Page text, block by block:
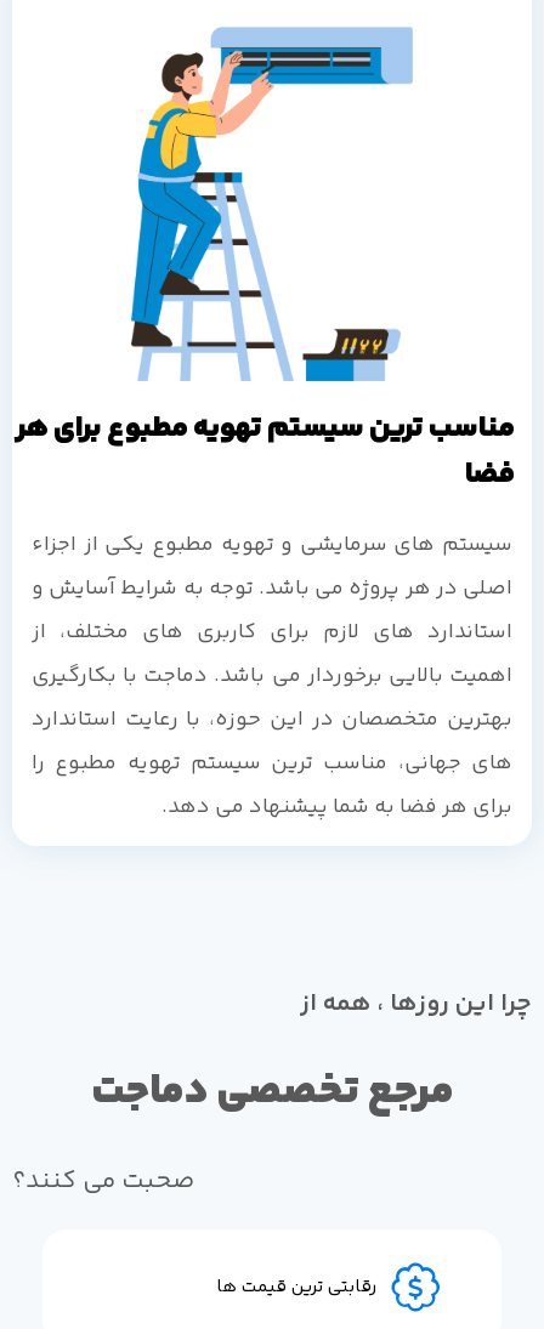
مناسب ترین سیستم تهویه مطبوع برای هر
فضا
سیستم های سرمایشی و تهویه مطبوع یکی از اجزاء
اصلی در هر پروژه می باشد. توجه به شرایط آسایش و
استاندارد های لازم برای کاربری های مختلف، از
اهمیت بالایی برخوردار می باشد. دماجت با بکارگیری
بهترین متخصصان در این حوزه، با رعایت استاندارد
های جهانی، مناسب ترین سیستم تهویه مطبوع را
برای هر فضا به شما پیشنهاد می دهد.
چرا این روزها ، همه از
مرجع تخصصی دماجت
صحبت می کنند؟
رقابتی ترین قیمت ها